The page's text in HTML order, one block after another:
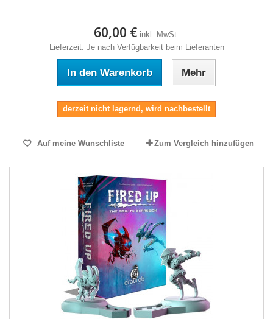
60,00 € inkl. MwSt.
Lieferzeit: Je nach Verfügbarkeit beim Lieferanten
In den Warenkorb Mehr
derzeit nicht lagernd, wird nachbestellt
Auf meine Wunschliste Zum Vergleich hinzufügen